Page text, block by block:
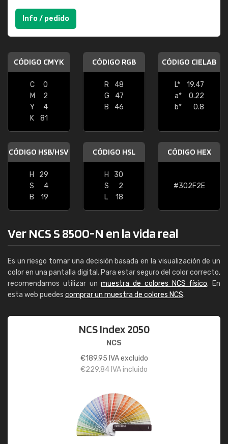
Info / pedido
CÓDIGO CMYK
C
0
M
2
Y
4
K
81
CÓDIGO RGB
R
48
G
47
B
46
CÓDIGO CIELAB
L*
19.47
a*
0.22
b*
0.8
CÓDIGO HSB/HSV
H
29
S
4
B
19
CÓDIGO HSL
H
30
S
2
L
18
CÓDIGO HEX
#302F2E
Ver NCS S 8500-N en la vida real
Es un riesgo tomar una decisión basada en la visualización de un
color en una pantalla digital. Para estar seguro del color correcto,
recomendamos utilizar unmuestra de colores NCS físico. En
esta web puedes comprar un muestra de colores NCS.
NCS Index 2050
NCS
€189,95 IVA excluido
€229,84 IVA incluido